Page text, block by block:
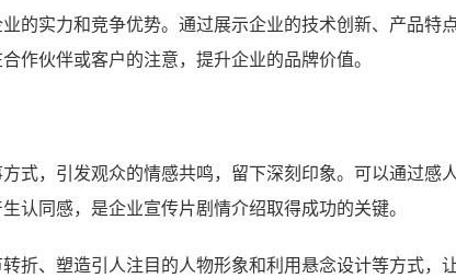
的实力和竞争优势。通过展示企业的技术创新、产品特
作伙伴或客户的注意，提升企业的品牌价值。
式，引发观众的情感共鸣，留下深刻印象。可以通过感
认同感，是企业宣传片剧情介绍取得成功的关键。
折、塑造引人注目的人物形象和利用悬念设计等方式，